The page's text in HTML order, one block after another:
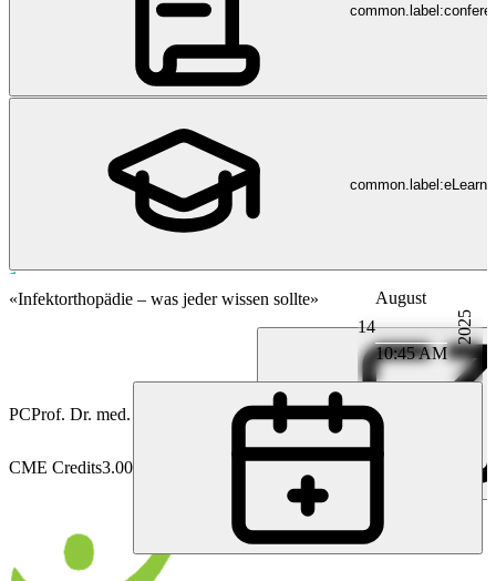
Orthopädie
14
August
10:45 AM
2025
CME Credits3.00
«Infektorthopädie – was jeder wissen sollte»
PCProf. Dr. med. Martin Clauss